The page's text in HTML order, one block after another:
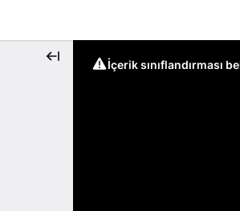
İçerik sınıflandırması